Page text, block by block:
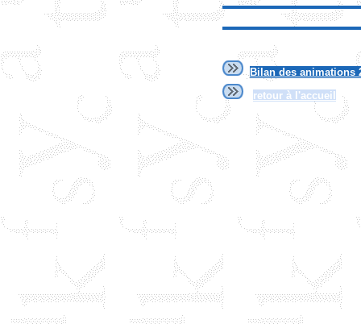
Bilan des animations
retour à l'accueil